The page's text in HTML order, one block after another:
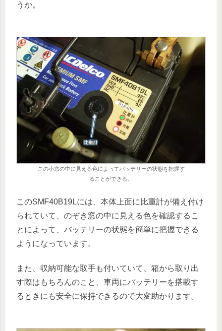
うか。
この小窓の中に見える色によってバッテリーの状態を把握す
ることができる。
このSMF40B19Lには、本体上面に比重計が備え付け
られていて、のぞき窓の中に見える色を確認するこ
とによって、バッテリーの状態を簡単に把握できる
ようになっています。
また、収納可能な取手も付いていて、箱から取り出
す際はもちろんのこと、車両にバッテリーを搭載す
るときにも安全に保持できるので大変助かります。